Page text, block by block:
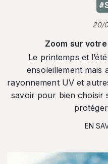
20/
Zoom sur
Le printemps et
ensoleillement mais
rayonnement UV et
savoir pour bien choisir
EN